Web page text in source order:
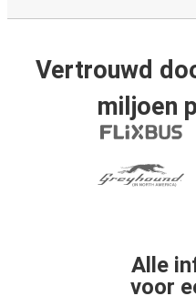
Vertrouwd
miljoen
Alle
voor